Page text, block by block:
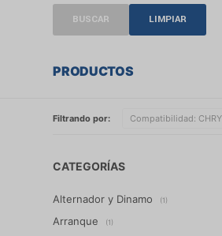
BUSCAR LIMPIAR
PRODUCTOS
Filtrando por: Compatibilidad:
CATEGORÍAS
Alternador y Dinamo (1)
Arranque (1)